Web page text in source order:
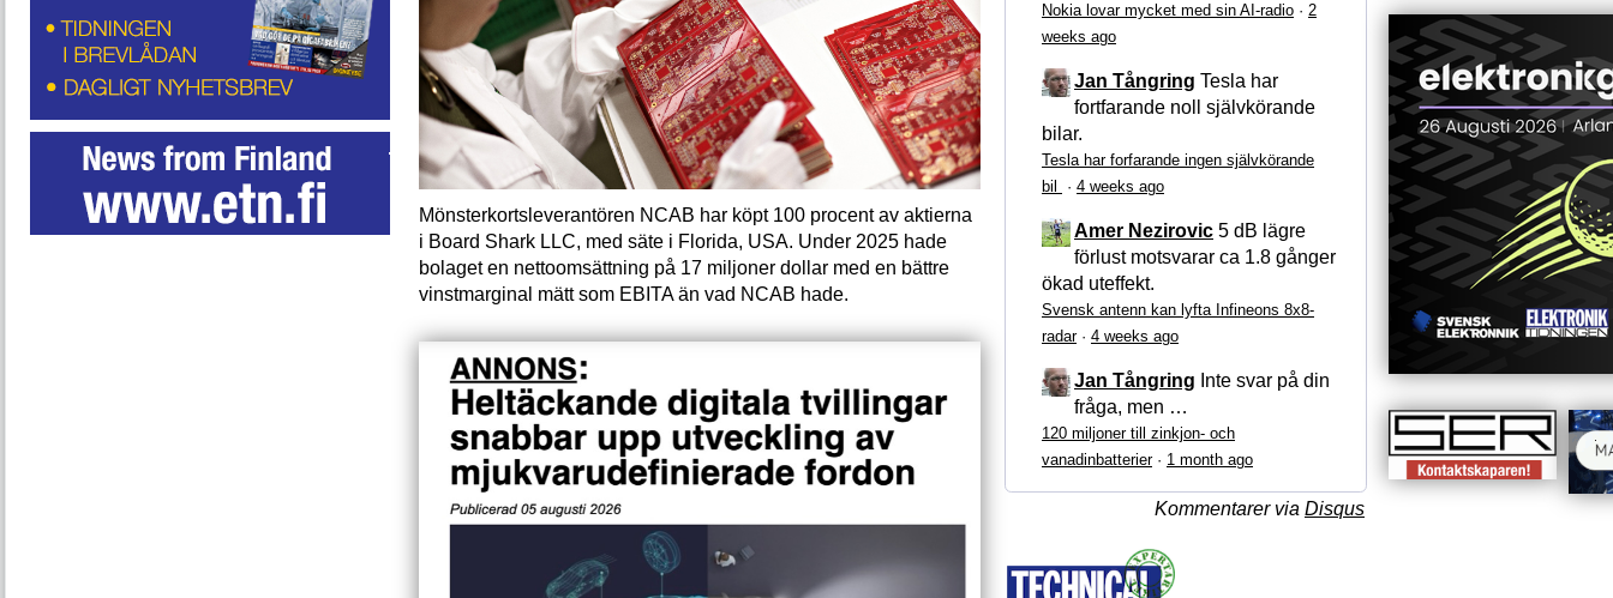
Mönsterkortsleverantören NCAB har köpt 100 procent av aktierna
i Board Shark LLC, med säte i Florida, USA. Under 2025 hade
bolaget en nettoomsättning på 17 miljoner dollar med en bättre
vinstmarginal mätt som EBITA än vad NCAB hade.
Nokia lovar mycket med sin AI-radio · 2
weeks ago
Jan Tångring Tesla har
fortfarande noll självkörande
bilar.
Tesla har forfarande ingen självkörande
bil
· 4 weeks ago
Amer Nezirovic 5 dB lägre
förlust motsvarar ca 1.8 gånger
ökad uteffekt.
Svensk antenn kan lyfta Infineons 8x8-
radar· 4 weeks ago
Jan Tångring Inte svar på din
fråga, men …
120 miljoner till zinkjon- och
vanadinbatterier· 1 month ago
Kommentarer via Disqus